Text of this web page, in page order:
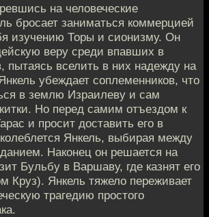
на человеческие
бросает заниматься коммерцией
изучению Торы и сионизму. Он
веру среди впавших в
пытаясь вселить в них надежду на
убеждает соплеменников, что
в землю Израилеву и сам
Но перед самим отъездом к
и просит доставить его в
Янкель, выбирая между
Наконец он решается на
Бульбу в Варшаву, где казнят его
Круз). Янкель тяжело переживает
трагедию простого